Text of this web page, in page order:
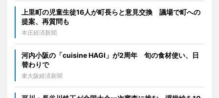
上里町の児童生徒16人が町長らと意見交換 議場で町への
提案、再質問も
本庄経済新聞
河内小阪の「cuisine HAGI」が2周年 旬の食材使い、日
替わりで
東大阪経済新聞